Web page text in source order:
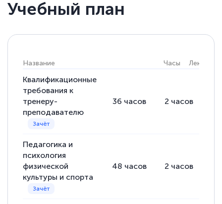
Учебный план
Название Часы Лекции
Квалификационные
требования к
тренеру-
преподавателю
36 часов 2 часов
Педагогика и
психология
физической
культуры и спорта
48 часов 2 часов